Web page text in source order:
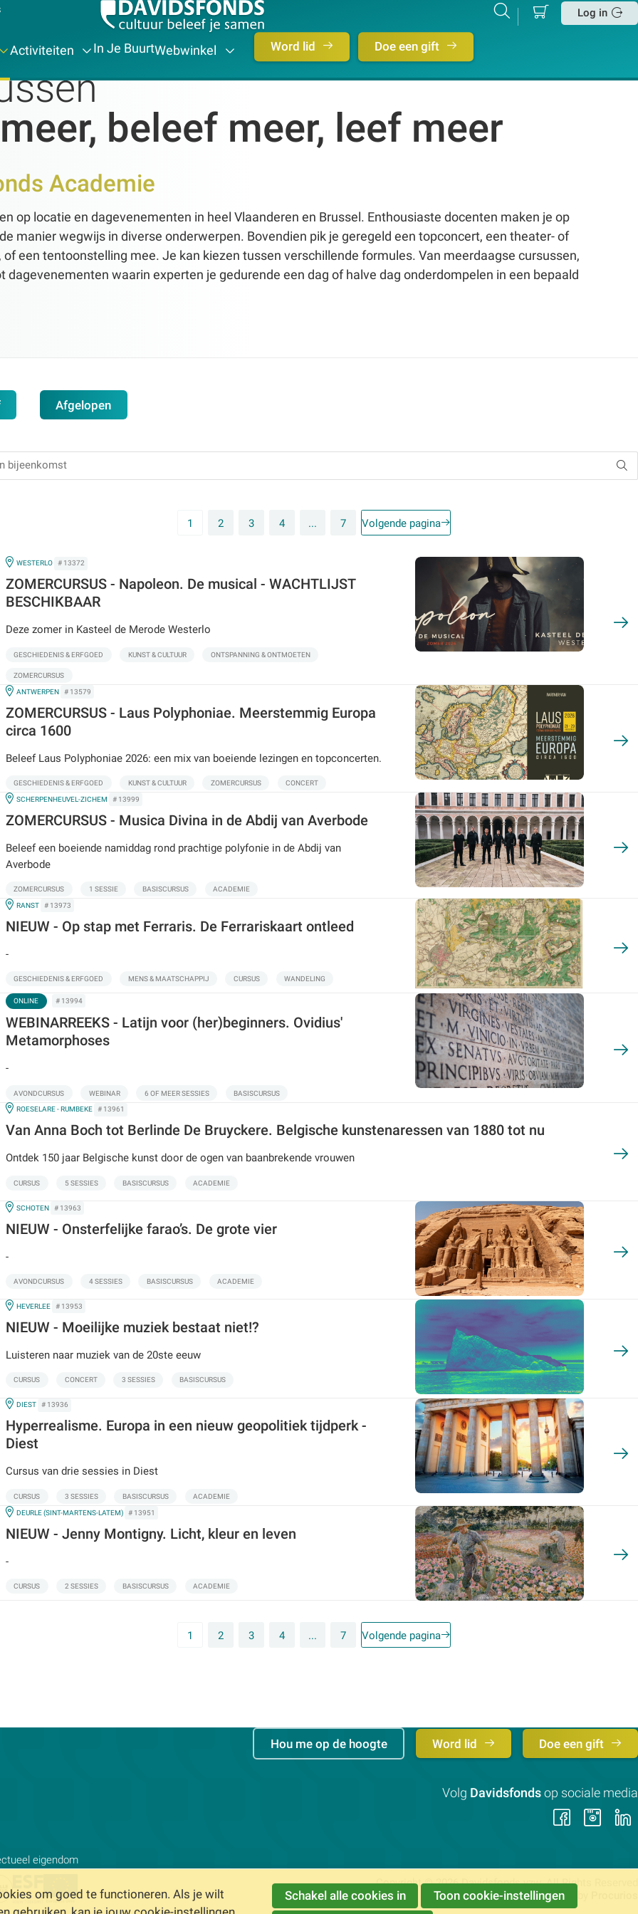
Zoeken
Mijn
winkelmand
BetalenLog in
Activiteiten In Je BuurtWebwinkel Word lid Doe een gift
beleef meer, leef meer
Academie
op locatie en dagevenementen in heel Vlaanderen en Brussel. Enthousiaste docenten maken je op
manier wegwijs in diverse onderwerpen. Bovendien pik je geregeld een topconcert, een theater- of
een tentoonstelling mee. Je kan kiezen tussen verschillende formules. Van meerdaagse cursussen,
dagevenementen waarin experten je gedurende een dag of halve dag onderdompelen in een bepaald
Afgelopen
1 2 3 4 ... 7 Volgende pagina
IN
WESTERLO # 13372
ZOMERCURSUS - Napoleon. De musical - WACHTLIJST
BESCHIKBAAR
Deze zomer in Kasteel de Merode Westerlo
GESCHIEDENIS & ERFGOED KUNST & CULTUUR ONTSPANNING & ONTMOETEN
ZOMERCURSUS
IN
ANTWERPEN # 13579
ZOMERCURSUS - Laus Polyphoniae. Meerstemmig Europa
circa 1600
Beleef Laus Polyphoniae 2026: een mix van boeiende lezingen en topconcerten.
GESCHIEDENIS & ERFGOED KUNST & CULTUUR ZOMERCURSUS CONCERT
IN
SCHERPENHEUVEL-ZICHEM # 13999
ZOMERCURSUS - Musica Divina in de Abdij van Averbode
Beleef een boeiende namiddag rond prachtige polyfonie in de Abdij van
Averbode
ZOMERCURSUS 1 SESSIE BASISCURSUS ACADEMIE
IN
RANST # 13973
NIEUW - Op stap met Ferraris. De Ferrariskaart ontleed
-
GESCHIEDENIS & ERFGOED MENS & MAATSCHAPPIJ CURSUS WANDELING
ONLINEDIT
IS
ONLINE
ACTIVITEIT
# 13994
WEBINARREEKS - Latijn voor (her)beginners. Ovidius'
Metamorphoses
-
AVONDCURSUS WEBINAR 6 OF MEER SESSIES BASISCURSUS
IN
ROESELARE - RUMBEKE # 13961
Van Anna Boch tot Berlinde De Bruyckere. Belgische kunstenaressen van 1880 tot nu
Ontdek 150 jaar Belgische kunst door de ogen van baanbrekende vrouwen
CURSUS 5 SESSIES BASISCURSUS ACADEMIE
IN
SCHOTEN # 13963
NIEUW - Onsterfelijke farao’s. De grote vier
-
AVONDCURSUS 4 SESSIES BASISCURSUS ACADEMIE
IN
HEVERLEE # 13953
NIEUW - Moeilijke muziek bestaat niet!?
Luisteren naar muziek van de 20ste eeuw
CURSUS CONCERT 3 SESSIES BASISCURSUS
IN
DIEST # 13936
Hyperrealisme. Europa in een nieuw geopolitiek tijdperk -
Diest
Cursus van drie sessies in Diest
CURSUS 3 SESSIES BASISCURSUS ACADEMIE
IN
DEURLE (SINT-MARTENS-LATEM) # 13951
NIEUW - Jenny Montigny. Licht, kleur en leven
-
CURSUS 2 SESSIES BASISCURSUS ACADEMIE
1 2 3 4 ... 7 Volgende pagina
eigendom
Hou me op de hoogte Word lid Doe een gift
Volg Davidsfonds op sociale media
Volg
Copyright © 2026 Davidsfonds vzw. All Rights Reserved
Powered by
om goed te functioneren. Als je wilt
Schakel alle cookies in Toon cookie-instellingen